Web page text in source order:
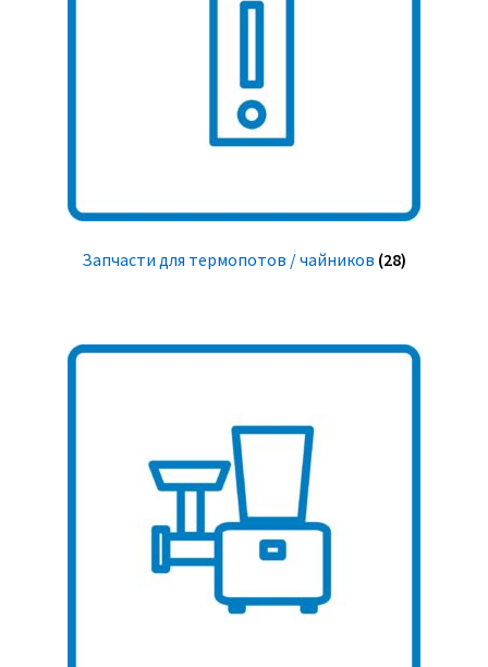
Запчасти для термопотов / чайников (28)